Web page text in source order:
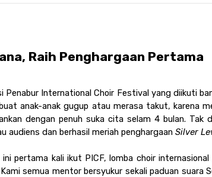
Raih Penghargaan Pertama
Penabur International Choir Festival yang diikuti
anak-anak gugup atau merasa takut, karena
dengan penuh suka cita selam 4 bulan. Tak
audiens dan berhasil meriah penghargaan Silver
ini pertama kali ikut PICF, lomba choir
semua mentor bersyukur sekali paduan suara